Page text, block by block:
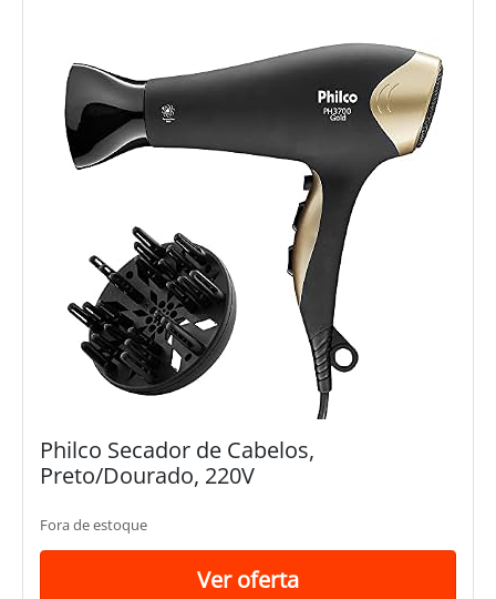
Philco Secador de Cabelos,
Preto/Dourado, 220V
Fora de estoque
Ver oferta